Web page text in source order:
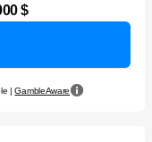
$
|GambleAware